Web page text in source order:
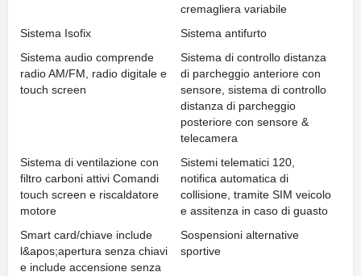
cremagliera variabile
Sistema Isofix
Sistema antifurto
Sistema audio comprende
radio AM/FM, radio digitale e
touch screen
Sistema di controllo distanza
di parcheggio anteriore con
sensore, sistema di controllo
distanza di parcheggio
posteriore con sensore &
telecamera
Sistema di ventilazione con
filtro carboni attivi Comandi
touch screen e riscaldatore
motore
Sistemi telematici 120,
notifica automatica di
collisione, tramite SIM veicolo
e assitenza in caso di guasto
Smart card/chiave include
l&apos;apertura senza chiavi
e include accensione senza
Sospensioni alternative
sportive